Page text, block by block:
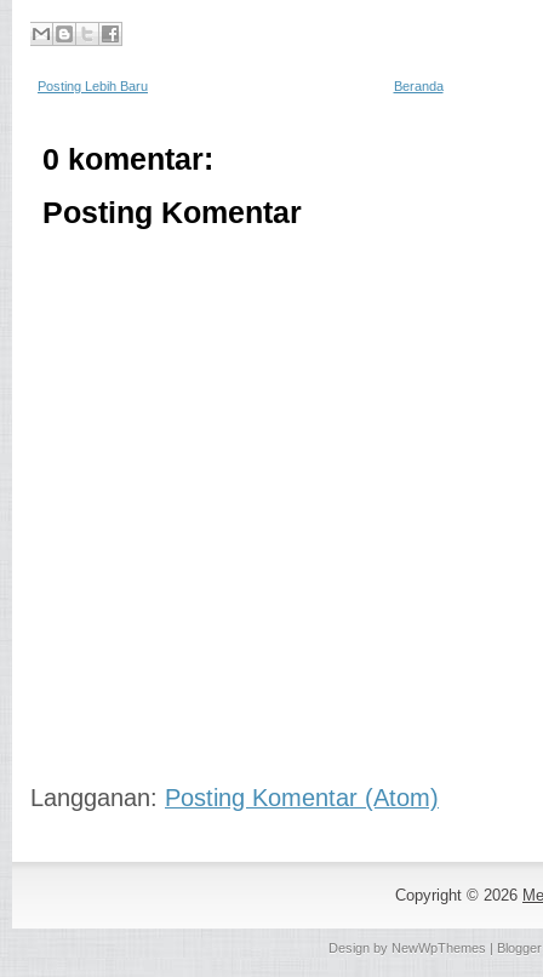
Posting Lebih Baru Beranda
0 komentar:
Posting Komentar
Langganan: Posting Komentar (Atom)
Copyright © 2026
Design by NewWpThemes |